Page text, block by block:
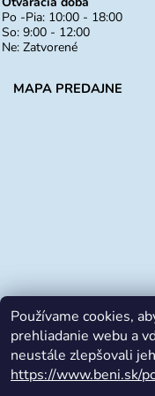
Po -Pia: 10:00 - 18:00
So: 9:00 - 12:00
Ne: Zatvorené
MAPA PREDAJNE
Používame cookies,
prehliadanie webu a
neustále zlepšovali
https://www.beni.sk/